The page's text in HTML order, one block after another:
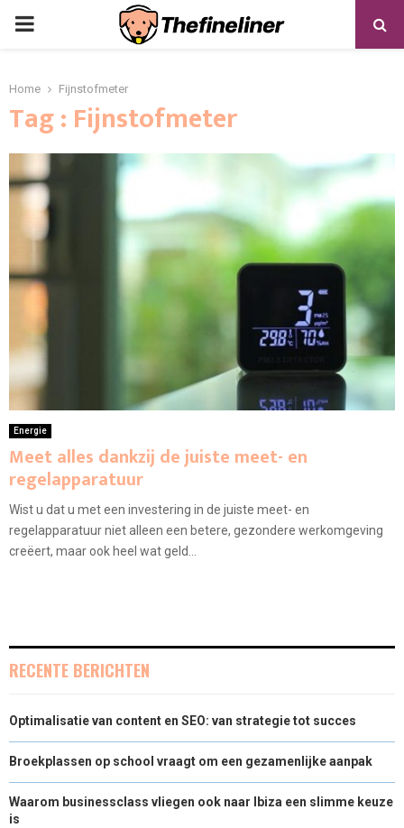
PRIMARY
Home Fijnstofmeter
Tag : Fijnstofmeter
Energie
Meet alles dankzij de juiste meet- en
regelapparatuur
Wist u dat u met een investering in de juiste meet- en
regelapparatuur niet alleen een betere, gezondere werkomgeving
creëert, maar ook heel wat geld...
RECENTE BERICHTEN
Optimalisatie van content en SEO: van strategie tot succes
Broekplassen op school vraagt om een gezamenlijke aanpak
Waarom businessclass vliegen ook naar Ibiza een slimme keuze
is